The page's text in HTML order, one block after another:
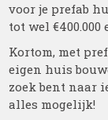
voor je prefab
tot wel €400.000
Kortom, met
eigen huis
zoek bent naar
alles mogelijk!